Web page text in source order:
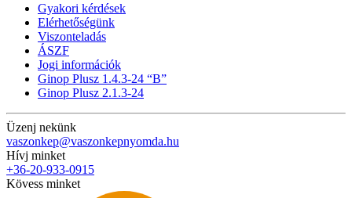
Gyakori kérdések
Elérhetőségünk
Viszonteladás
ÁSZF
Jogi információk
Ginop Plusz 1.4.3-24 “B”
Ginop Plusz 2.1.3-24
Üzenj nekünk
vaszonkep@vaszonkepnyomda.hu
Hívj minket
+36-20-933-0915
Kövess minket